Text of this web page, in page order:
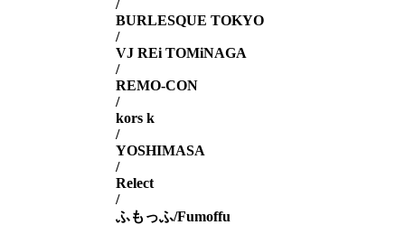
/
BURLESQUE TOKYO
/
VJ REi TOMiNAGA
/
REMO-CON
/
kors k
/
YOSHIMASA
/
Relect
/
ふもっふ/Fumoffu